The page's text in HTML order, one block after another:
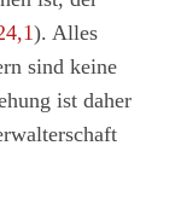
). Alles
sind keine
ist daher